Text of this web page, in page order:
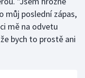
můj poslední zápas,
mě na odvetu
bych to prostě ani